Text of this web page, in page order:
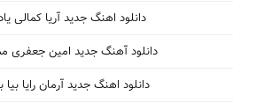
دانلود اهنگ جدید آریا کمالی
دانلود آهنگ جدید امین جعفری
دانلود اهنگ جدید آرمان رایا بیا